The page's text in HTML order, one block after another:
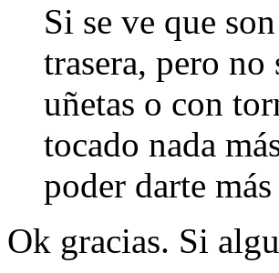
Si se ve que
trasera, pero no
uñetas o con
tocado nada
poder darte
Ok gracias. Si